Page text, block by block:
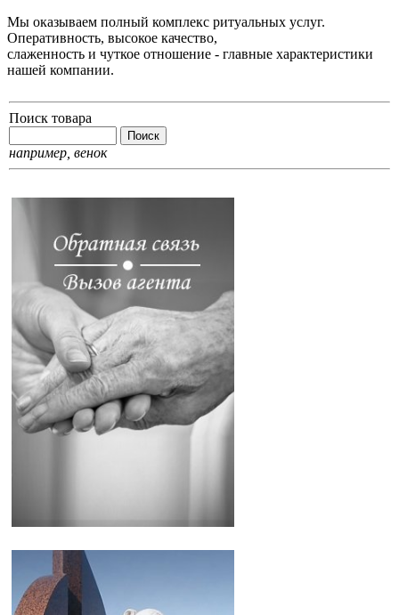
Мы оказываем полный комплекс ритуальных услуг.
Оперативность, высокое качество,
слаженность и чуткое отношение - главные характеристики
нашей компании.
Поиск товара
например, венок